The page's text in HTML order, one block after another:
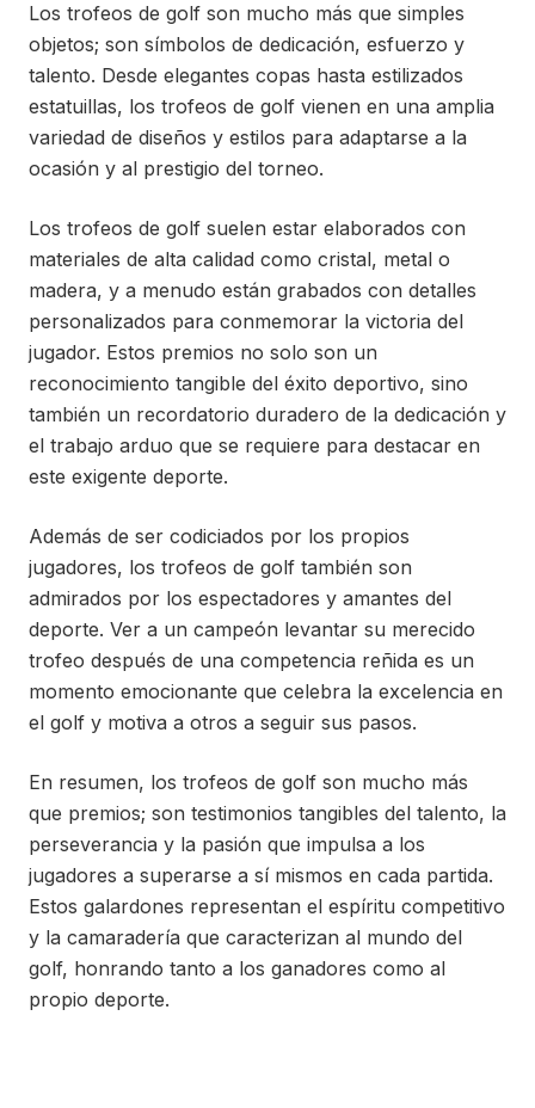
Los trofeos de golf son mucho más que simples
objetos; son símbolos de dedicación, esfuerzo y
talento. Desde elegantes copas hasta estilizados
estatuillas, los trofeos de golf vienen en una amplia
variedad de diseños y estilos para adaptarse a la
ocasión y al prestigio del torneo.
Los trofeos de golf suelen estar elaborados con
materiales de alta calidad como cristal, metal o
madera, y a menudo están grabados con detalles
personalizados para conmemorar la victoria del
jugador. Estos premios no solo son un
reconocimiento tangible del éxito deportivo, sino
también un recordatorio duradero de la dedicación y
el trabajo arduo que se requiere para destacar en
este exigente deporte.
Además de ser codiciados por los propios
jugadores, los trofeos de golf también son
admirados por los espectadores y amantes del
deporte. Ver a un campeón levantar su merecido
trofeo después de una competencia reñida es un
momento emocionante que celebra la excelencia en
el golf y motiva a otros a seguir sus pasos.
En resumen, los trofeos de golf son mucho más
que premios; son testimonios tangibles del talento, la
perseverancia y la pasión que impulsa a los
jugadores a superarse a sí mismos en cada partida.
Estos galardones representan el espíritu competitivo
y la camaradería que caracterizan al mundo del
golf, honrando tanto a los ganadores como al
propio deporte.